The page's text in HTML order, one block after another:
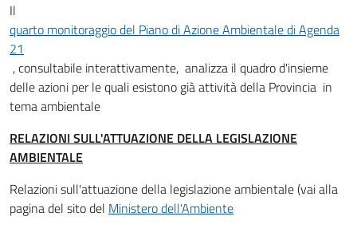
Il
quarto monitoraggio del Piano di Azione Ambientale di Agenda
21
, consultabile interattivamente, analizza il quadro d'insieme
delle azioni per le quali esistono già attività della Provincia in
tema ambientale
RELAZIONI SULL'ATTUAZIONE DELLA LEGISLAZIONE
AMBIENTALE
Relazioni sull'attuazione della legislazione ambientale (vai alla
pagina del sito del Ministero dell'Ambiente